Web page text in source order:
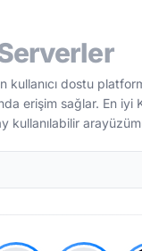
kullanıcı dostu
erişim sağlar. En
kullanılabilir